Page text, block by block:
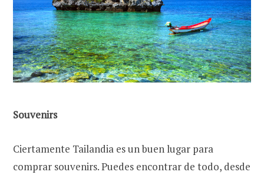
Souvenirs
Ciertamente Tailandia es un buen lugar para
comprar souvenirs. Puedes encontrar de todo, desde